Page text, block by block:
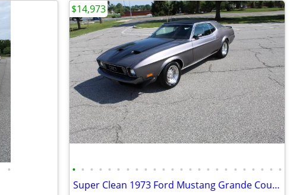
• • • • • • • • • • • • • • • • • • • • • • • • •
Super Clean 1973 Ford Mustang Grande Coupe 351ci / Auto
$14,973